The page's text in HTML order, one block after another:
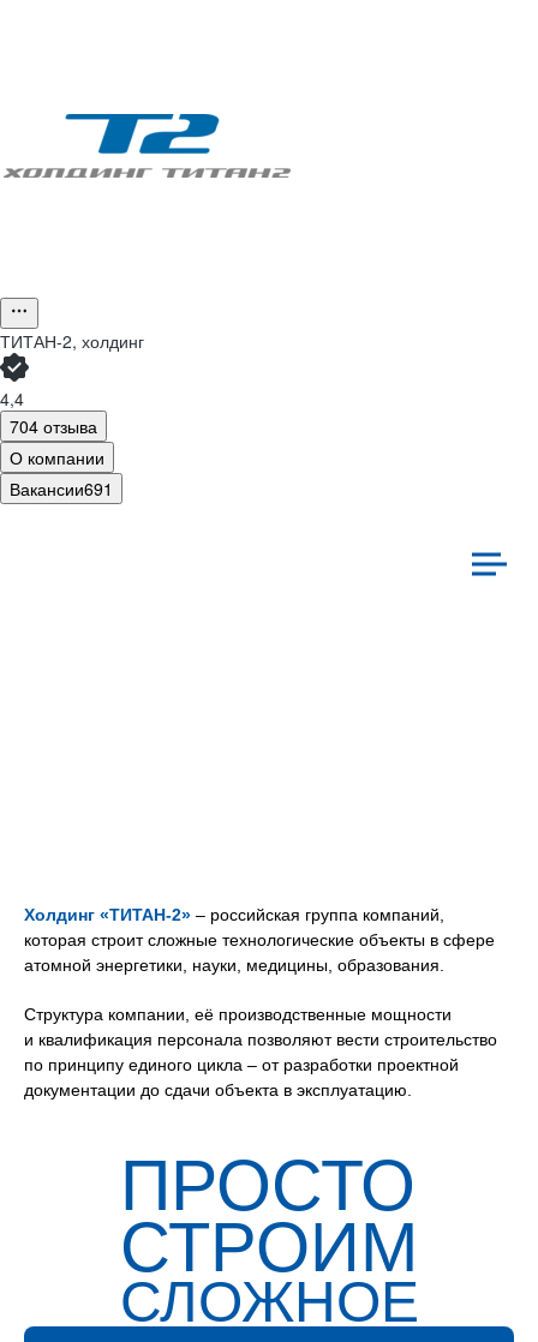
ТИТАН-2, холдинг
4,4
704 отзыва
О компании
Вакансии691
Холдинг «ТИТАН‑2» – российская группа компаний,
которая строит сложные технологические объекты в сфере
атомной энергетики, науки, медицины, образования.
Структура компании, её производственные мощности
и квалификация персонала позволяют вести строительство
по принципу единого цикла – от разработки проектной
документации до сдачи объекта в эксплуатацию.
ПРОСТО
СТРОИМ
СЛОЖНОЕ